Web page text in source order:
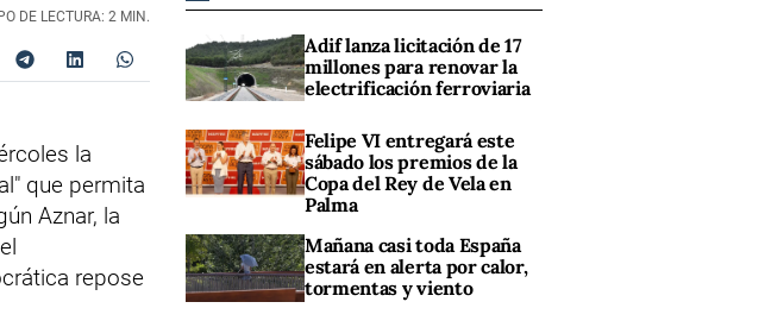
DE LECTURA: 2 MIN.
la
que permita
Aznar, la
repose
Adif lanza licitación de 17
millones para renovar la
electrificación ferroviaria
Felipe VI entregará este
sábado los premios de la
Copa del Rey de Vela en
Palma
Mañana casi toda España
estará en alerta por calor,
tormentas y viento